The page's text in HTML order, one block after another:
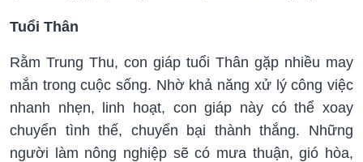
Tuổi Thân
Rằm Trung Thu, con giáp tuổi Thân gặp nhiều may
mắn trong cuộc sống. Nhờ khả năng xử lý công việc
nhanh nhẹn, linh hoạt, con giáp này có thể xoay
chuyển tình thế, chuyển bại thành thắng. Những
người làm nông nghiệp sẽ có mưa thuận, gió hòa,